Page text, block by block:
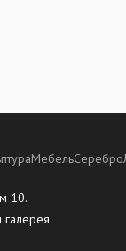
МебельСеребро
10.
галерея